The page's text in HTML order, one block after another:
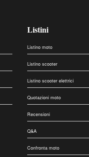
Listini
Listino moto
Listino scooter
Listino scooter elettrici
Quotazioni moto
Recensioni
Q&A
Confronta moto